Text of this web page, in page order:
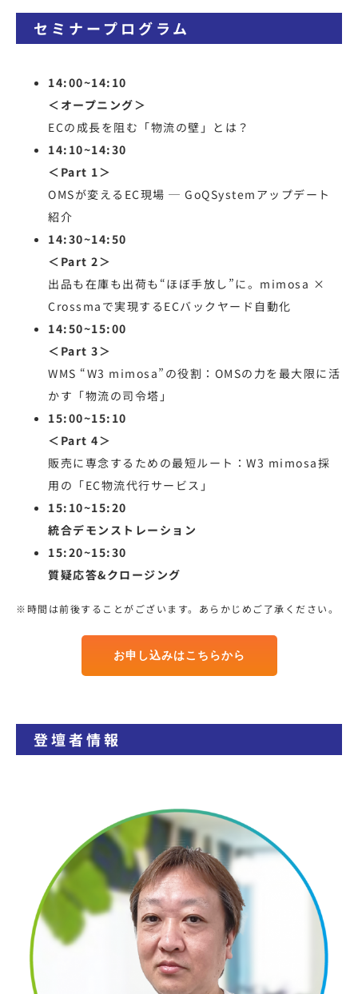
セミナープログラム
14:00~14:10
＜オープニング＞
ECの成長を阻む「物流の壁」とは？
14:10~14:30
＜Part 1＞
OMSが変えるEC現場 ─ GoQSystemアップデート
紹介
14:30~14:50
＜Part 2＞
出品も在庫も出荷も“ほぼ手放し”に。mimosa ×
Crossmaで実現するECバックヤード自動化
14:50~15:00
＜Part 3＞
WMS “W3 mimosa”の役割：OMSの力を最大限に活
かす「物流の司令塔」
15:00~15:10
＜Part 4＞
販売に専念するための最短ルート：W3 mimosa採
用の「EC物流代行サービス」
15:10~15:20
統合デモンストレーション
15:20~15:30
質疑応答&クロージング
※時間は前後することがございます。あらかじめご了承ください。
お申し込みはこちらから
登壇者情報